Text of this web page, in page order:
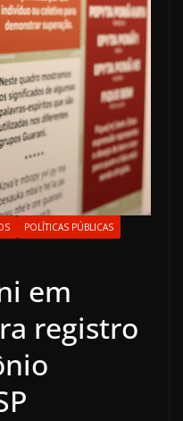
POLÍTICAS PÚBLICAS
em
registro